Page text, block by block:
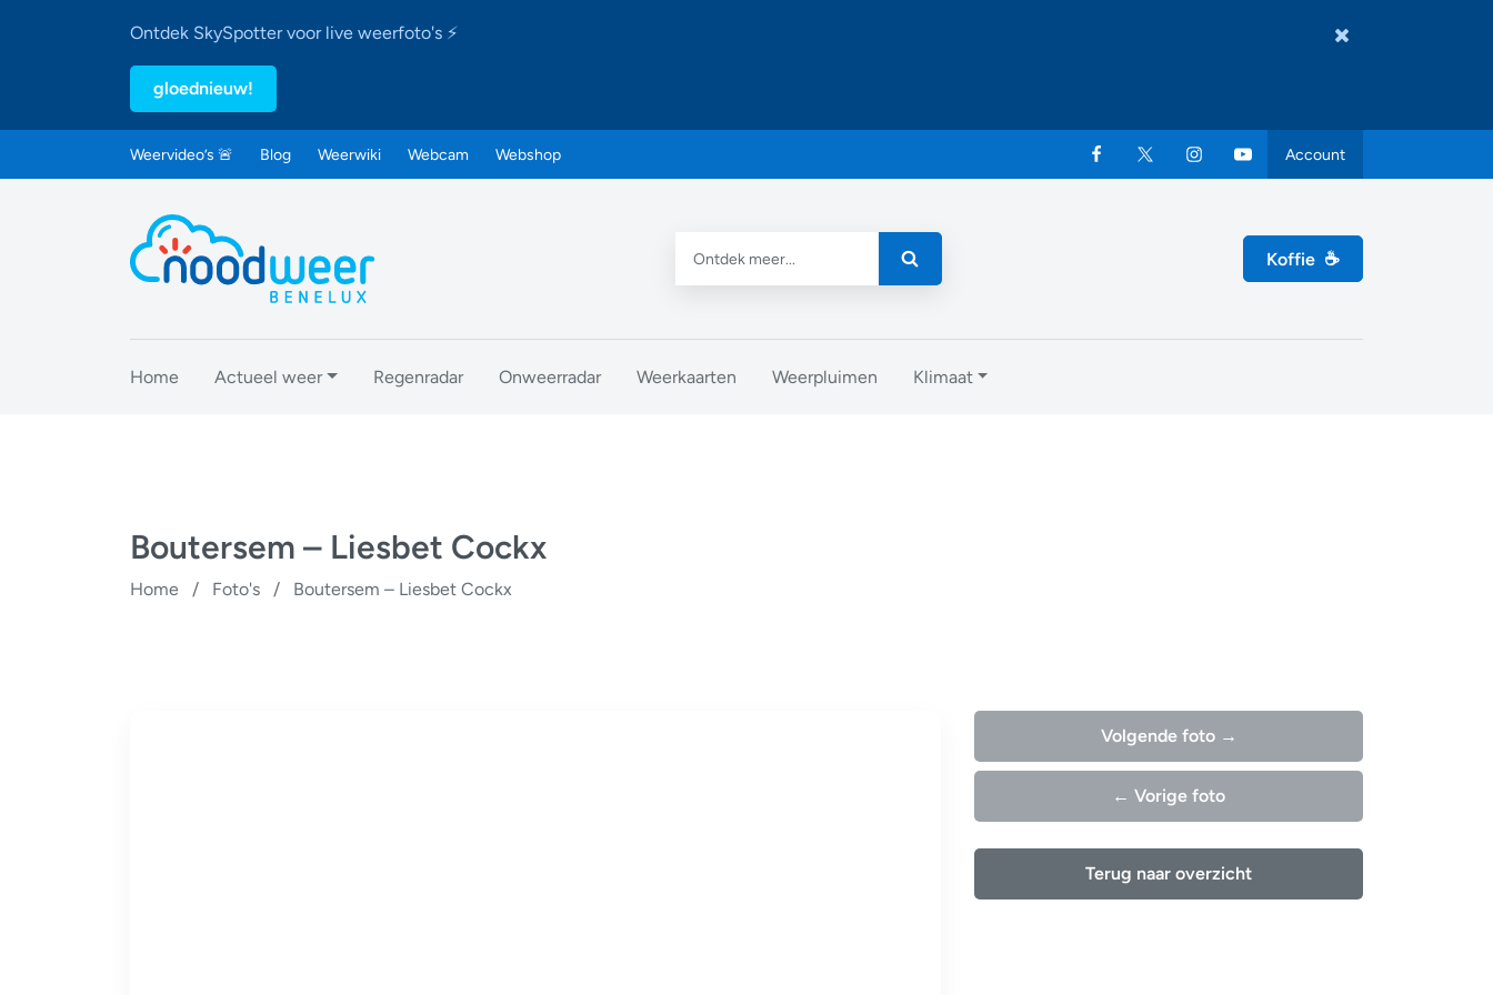
Ontdek SkySpotter voor live weerfoto's ⚡
gloednieuw!
Weervideo’s 🚨 Blog Weerwiki Webcam Webshop Account
Koffie ☕
Home Actueel weer Regenradar Onweerradar Weerkaarten Weerpluimen Klimaat
Boutersem – Liesbet Cockx
Home / Foto's / Boutersem – Liesbet Cockx
Volgende foto →
← Vorige foto
Terug naar overzicht